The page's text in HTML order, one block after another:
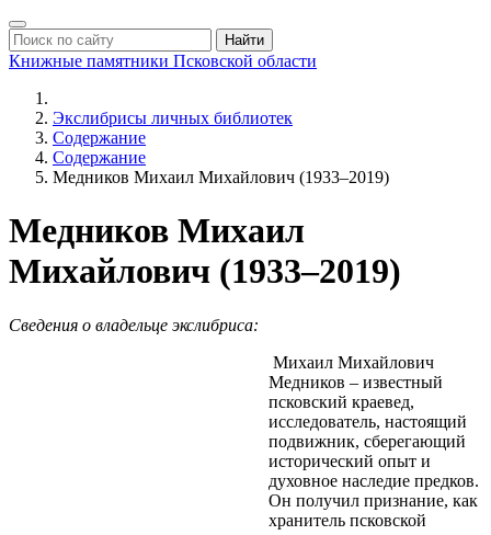
Найти
Книжные памятники Псковской области
Экслибрисы личных библиотек
Содержание
Содержание
Медников Михаил Михайлович (1933–2019)
Медников Михаил
Михайлович (1933–2019)
Сведения о владельце экслибриса:
Михаил Михайлович
Медников – известный
псковский краевед,
исследователь, настоящий
подвижник, сберегающий
исторический опыт и
духовное наследие предков.
Он получил признание, как
хранитель псковской